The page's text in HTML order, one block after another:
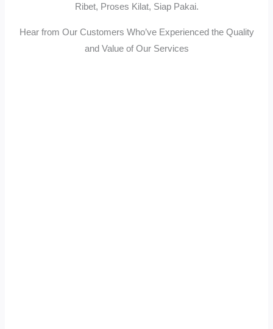
Ribet, Proses Kilat, Siap Pakai.
Hear from Our Customers Who’ve Experienced the Quality
and Value of Our Services